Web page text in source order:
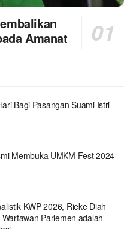
Amanat
Bagi Pasangan Suami Istri
Membuka UMKM Fest 2024
KWP 2026, Rieke Diah
Parlemen adalah